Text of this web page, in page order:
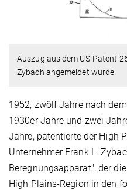
Auszug aus dem US-Patent
Zybach angemeldet wurde
1952, zwölf Jahre nach
1930er Jahre und zwei
Jahre, patentierte der High
Unternehmer Frank L.
Beregnungsapparat", der
High Plains-Region in den